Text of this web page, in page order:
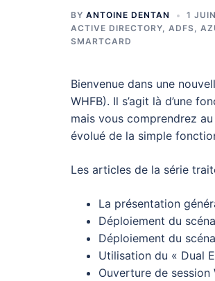
BY ANTOINE DENTAN
1
ACTIVE DIRECTORY, ADFS,
SMARTCARD
Bienvenue dans une
WHFB). Il s’agit là d’une
mais vous comprendrez
évolué de la simple
Les articles de la série
La présentation
Déploiement du
Déploiement du
Utilisation du « Dual
Ouverture de session